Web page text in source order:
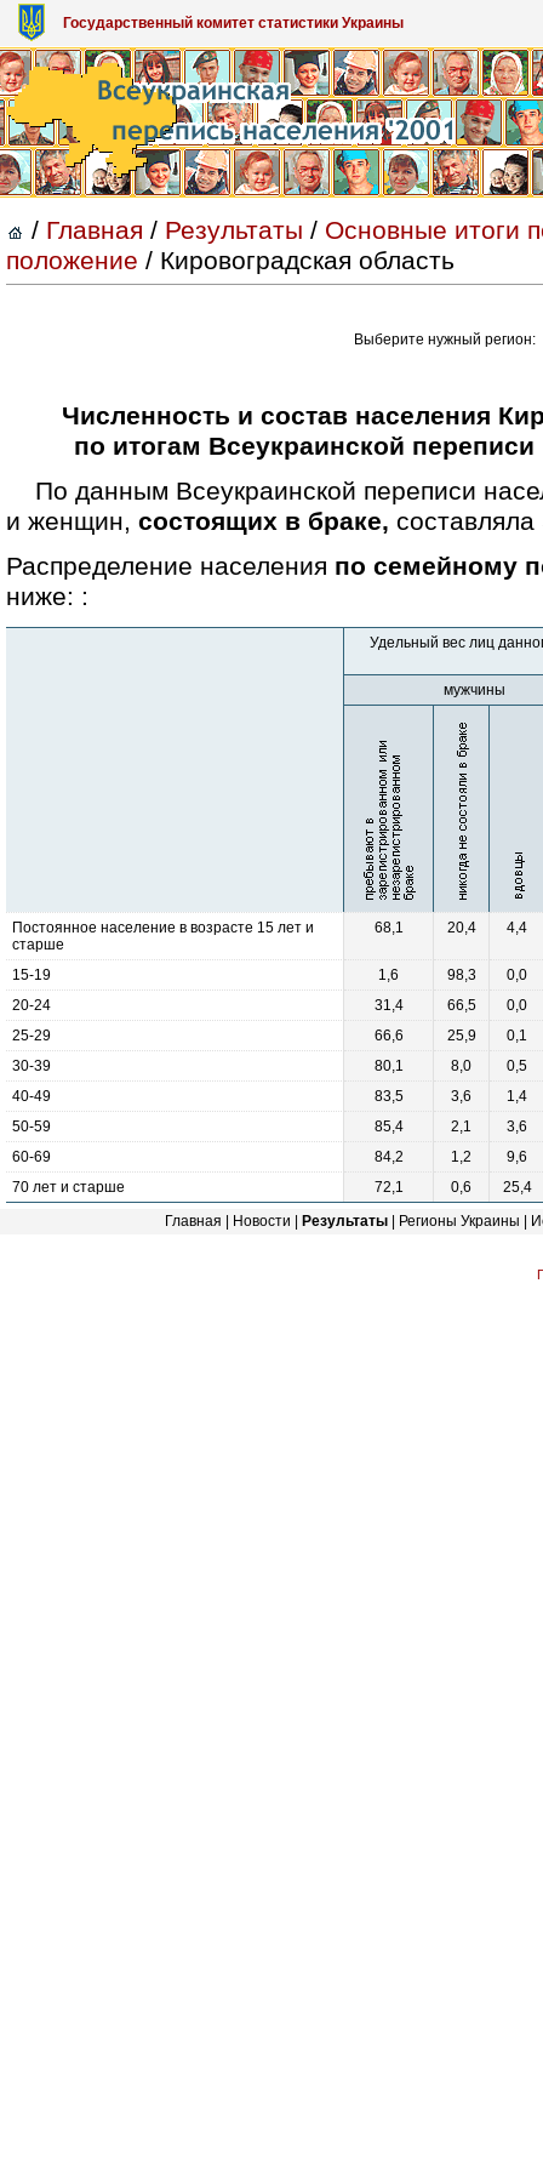
Государственный комитет статистики Украины
/ Главная / Результаты / Основные итоги
положение / Кировоградская область
Выберите нужный регион:
Численность и состав населения
по итогам Всеукраинской переписи
По данным Всеукраинской переписи
и женщин, состоящих в браке,
Распределение населения по семейному
ниже: :
Удельный вес лиц
мужчины
Постоянное население в возрасте 15 лет и
старше
68,1 20,4 4,4
15-19 1,6 98,3
0,0
20-24
31,4 66,5
0,0
25-29
66,6 25,9
0,1
30-39
80,1 8,0
0,5
40-49
83,5 3,6
1,4
50-59
85,4 2,1
3,6
60-69
84,2 1,2
9,6
70 лет и старше
72,1 0,6
25,4
Главная
Новости Результаты| Регионы Украины